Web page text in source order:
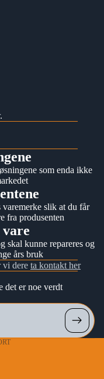
.
som enda ikke
slik at du får
fra produsenten
skal kunne repareres og
års bruk
vi dere ta kontakt her
det er noe verdt